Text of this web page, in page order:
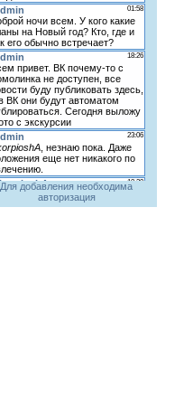
Для добавления необходима
авторизация